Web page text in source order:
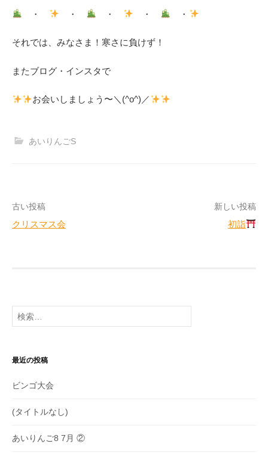
・ ・ ・ ・ ・
それでは、みなさま！寒さに負けず！
またブログ・インスタで
お会いしましょう〜＼(^o^)／
あいりんごS
投
稿
ー
ョ
ン
古い投稿
クリスマス会
新しい投稿
初詣
検
索:
最近の投稿
ビンゴ大会
(タイトルなし)
あいりんご8 7月 ②